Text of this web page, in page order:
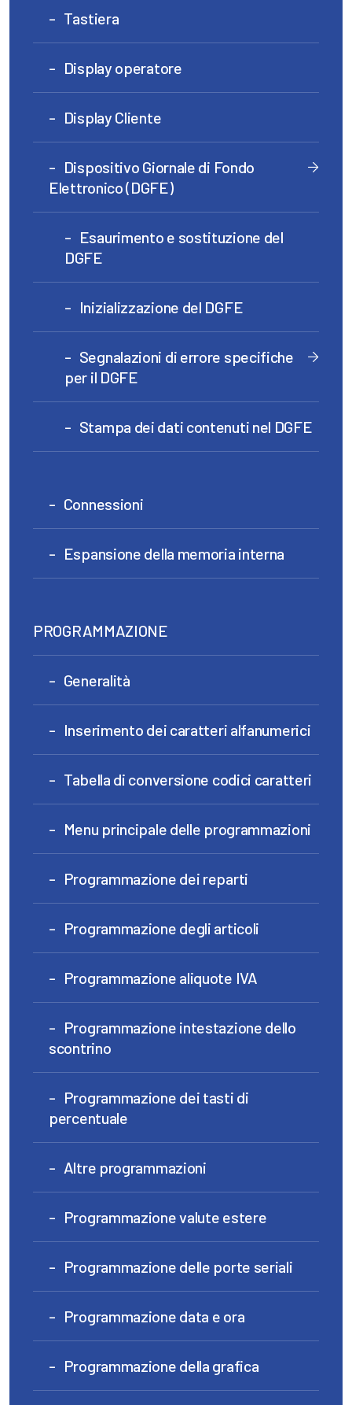
Tastiera
Display operatore
Display Cliente
Dispositivo Giornale di Fondo
Elettronico (DGFE)
Esaurimento e sostituzione del
DGFE
Inizializzazione del DGFE
Segnalazioni di errore specifiche
per il DGFE
Stampa dei dati contenuti nel DGFE
Connessioni
Espansione della memoria interna
PROGRAMMAZIONE
Generalità
Inserimento dei caratteri alfanumerici
Tabella di conversione codici caratteri
Menu principale delle programmazioni
Programmazione dei reparti
Programmazione degli articoli
Programmazione aliquote IVA
Programmazione intestazione dello
scontrino
Programmazione dei tasti di
percentuale
Altre programmazioni
Programmazione valute estere
Programmazione delle porte seriali
Programmazione data e ora
Programmazione della grafica